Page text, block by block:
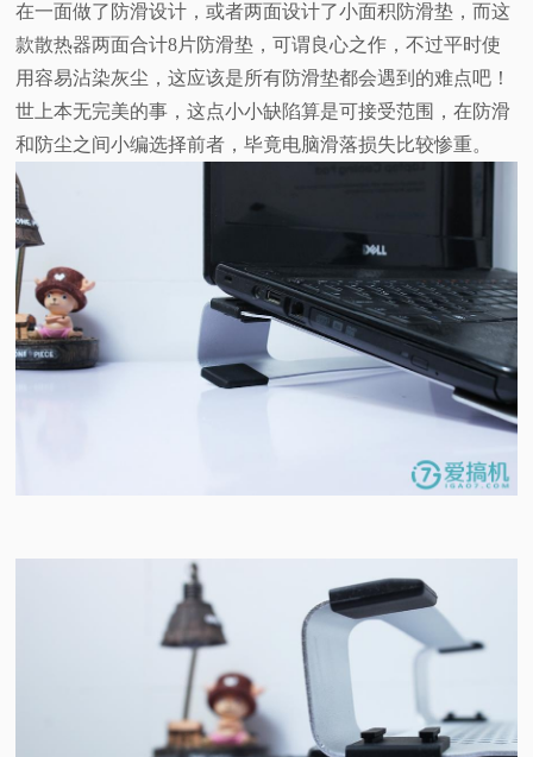
在一面做了防滑设计，或者两面设计了小面积防滑垫，而这
款散热器两面合计8片防滑垫，可谓良心之作，不过平时使
用容易沾染灰尘，这应该是所有防滑垫都会遇到的难点吧！
世上本无完美的事，这点小小缺陷算是可接受范围，在防滑
和防尘之间小编选择前者，毕竟电脑滑落损失比较惨重。